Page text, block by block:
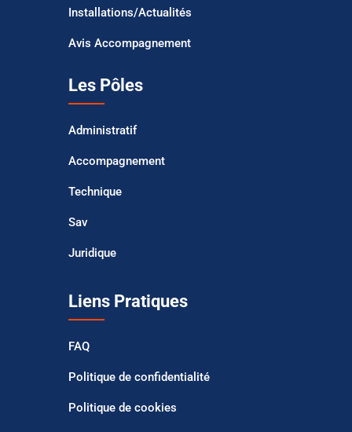
Installations/Actualités
Avis Accompagnement
Les Pôles
Administratif
Accompagnement
Technique
Sav
Juridique
Liens Pratiques
FAQ
Politique de confidentialité
Politique de cookies